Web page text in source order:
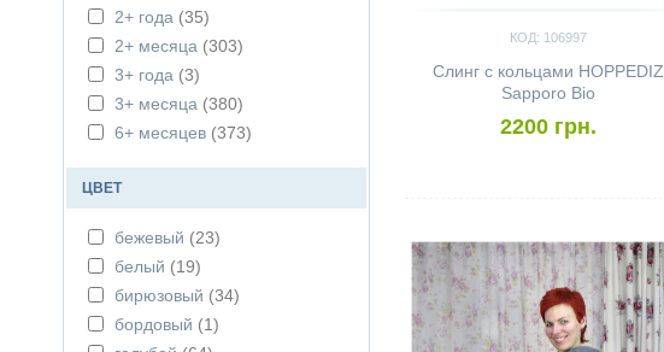
2+ года (35)
2+ месяца (303)
3+ года (3)
3+ месяца (380)
6+ месяцев (373)
ЦВЕТ
бежевый (23)
белый (19)
бирюзовый (34)
бордовый (1)
КОД: 106997
Слинг с кольцами HOPPEDIZ
Sapporo Bio
2200 грн.